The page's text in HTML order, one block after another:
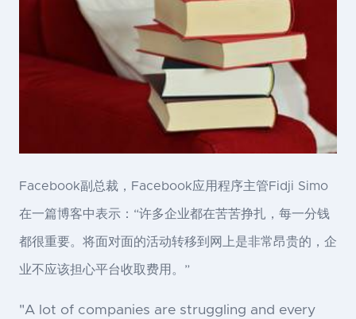
Facebook副总裁，Facebook应用程序主管Fidji Simo
在一篇博客中表示：“许多企业都在苦苦挣扎，每一分钱
都很重要。将面对面的活动转移到网上是非常昂贵的，企
业不应该担心平台收取费用。”
"A lot of companies are struggling and every